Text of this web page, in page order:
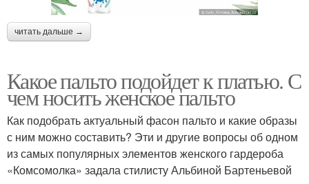
читать дальше →
Какое пальто подойдет к платью. С
чем носить женское пальто
Как подобрать актуальный фасон пальто и какие образы
с ним можно составить? Эти и другие вопросы об одном
из самых популярных элементов женского гардероба
«Комсомолка» задала стилисту Альбиной Бартеньевой